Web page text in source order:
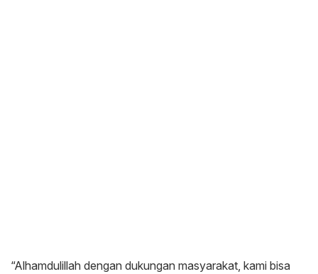
“Alhamdulillah dengan dukungan masyarakat, kami bisa